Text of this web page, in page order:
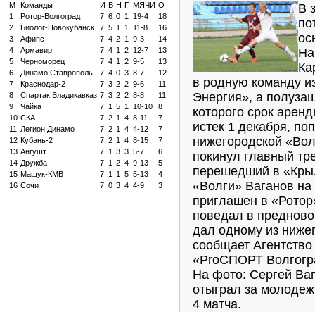
М Команды И В Н П МЯЧИ О
1
Ротор-Волгоград 7 6 0 1 19-4
18
2
Биолог-Новокубанск 7 5 1 1 11-8
16
3
Афипс 7 4 2 1 9-3
14
4
Армавир 7 4 1 2 12-7
13
5
Черноморец 7 4 1 2 9-5
13
6
Динамо Ставрополь 7 4 0 3 8-7
12
7
Краснодар-2 7 3 2 2 9-6
11
8
Спартак Владикавказ 7 3 2 2 8-8
11
9
Чайка 7 1 5 1 10-10
8
10 СКА 7 2 1 4 8-11
7
11
Легион Динамо 7 2 1 4 4-12
7
12 Кубань-2 7 2 1 4 8-15
7
13 Ангушт 7 1 3 3 5-7
6
14 Дружба 7 1 2 4 9-13
5
15 Машук-КМВ 7 1 1 5 5-13
4
16 Сочи 7 0 3 4 4-9 3
В
в родную команду
Энергия», а
которого срок
истек 1 декабря,
нижегородской
покинул главный
перешедший в
«Волги» Ваганов
приглашен в
поведал в
дал одному из
сообщает
«ProСПОРТ
На фото: Сергей
отыграл за
4 матча.